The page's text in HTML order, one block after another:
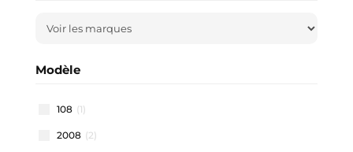
Modèle
108 (1)
2008 (2)